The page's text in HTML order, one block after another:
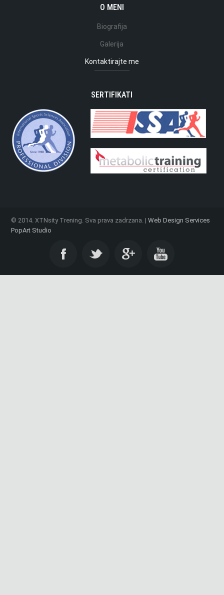
O MENI
Biografija
Galerija
Kontaktirajte me
SERTIFIKATI
© 2014. XTNsity Trening. Sva prava zadrzana. | Web Design Services
PopArt Studio